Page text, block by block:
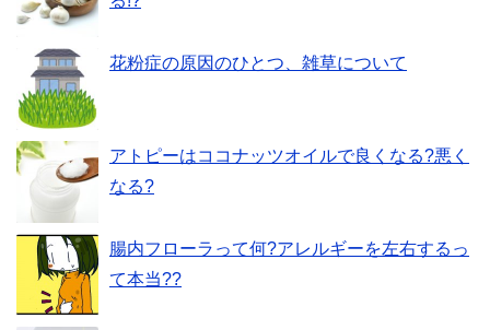
花粉症の原因のひとつ、雑草について
アトピーはココナッツオイルで良くなる?悪く
なる?
腸内フローラって何?アレルギーを左右するっ
て本当??